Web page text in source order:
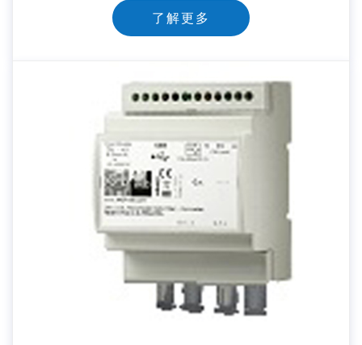
了解更多